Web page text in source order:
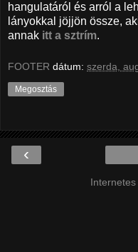
hangulatáról és arról a
lányokkal jöjjön össze,
annak itt a sztrím.
FOOTER dátum: szerda,
Megosztás
‹